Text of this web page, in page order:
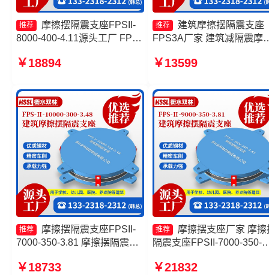
推荐
摩擦摆隔震支座FPSII-
8000-400-4.11源头工厂 FPS
支座FBD 减隔震摩擦摆支座
￥18894
推荐
建筑摩擦摆隔震支座
FPS3A厂家 建筑减隔震摩
3000-400-4.11 建筑摩擦摆
￥13599
推荐
摩擦摆隔震支座FPSII-
7000-350-3.81 摩擦摆隔震支
工厂 建筑摩擦摆隔震支座
￥18733
推荐
摩擦摆支座厂家 摩擦
隔震支座FPSII-7000-350-
FPSII-1000-350-3.81厂家
￥21832